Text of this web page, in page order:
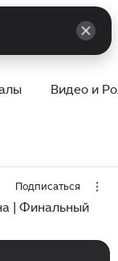
Видео и
Подписаться
| Финальный